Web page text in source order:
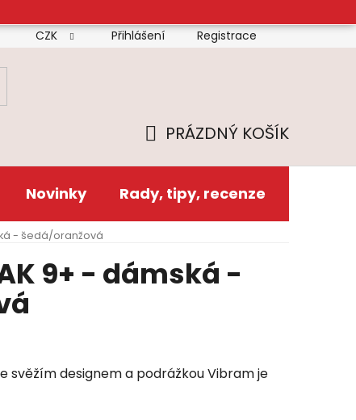
Doprava Platba Reklamační řád
CZK Přihlášení Registrace
KOŠÍK
PRÁZDNÝ KOŠÍK
Novinky Rady, tipy, recenze
- šedá/oranžová
9+ - dámská -
svěžím designem a podrážkou Vibram je